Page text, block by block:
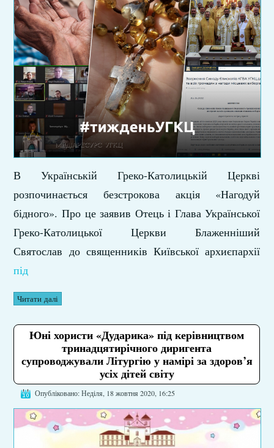
В Українській Греко-Католицькій Церкві
розпочинається безстрокова акція «Нагодуй
бідного». Про це заявив Отець і Глава Української
Греко-Католицької Церкви Блаженніший
Святослав до священників Київської архиєпархії
під
Читати далі
Юні хористи «Дударика» під керівництвом
тринадцятирічного диригента
супроводжували Літургію у намірі за здоров’я
усіх дітей світу
Опубліковано: Неділя, 18 жовтня 2020, 16:25